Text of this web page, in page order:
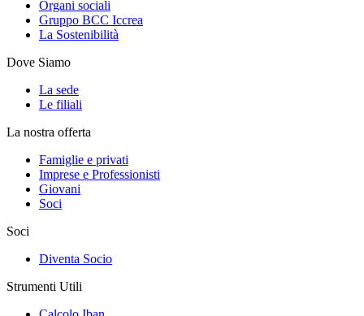
Organi sociali
Gruppo BCC Iccrea
La Sostenibilità
Dove Siamo
La sede
Le filiali
La nostra offerta
Famiglie e privati
Imprese e Professionisti
Giovani
Soci
Soci
Diventa Socio
Strumenti Utili